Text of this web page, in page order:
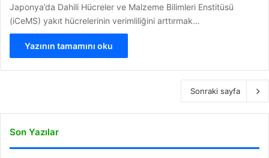
Japonya’da Dahili Hücreler ve Malzeme Bilimleri Enstitüsü
(iCeMS) yakıt hücrelerinin verimliliğini arttırmak…
Yazının tamamını oku
Sonraki sayfa
Son Yazılar